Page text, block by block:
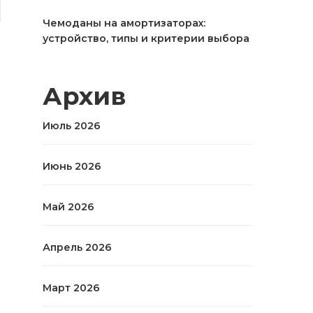
Чемоданы на амортизаторах:
устройство, типы и критерии выбора
Архив
Июль 2026
Июнь 2026
Май 2026
Апрель 2026
Март 2026